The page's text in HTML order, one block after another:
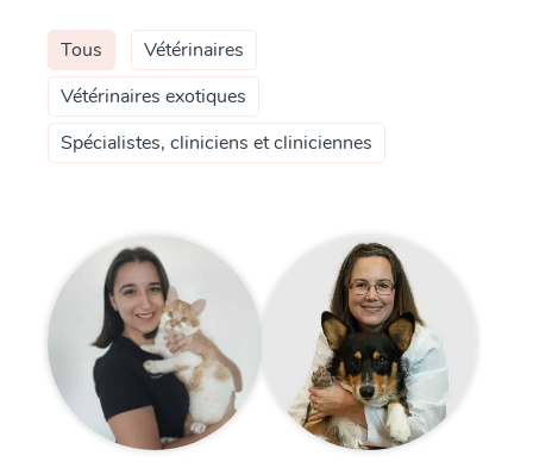
Tous
Vétérinaires
Vétérinaires exotiques
Spécialistes, cliniciens et cliniciennes